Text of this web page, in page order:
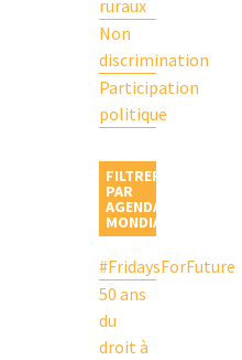
ruraux
Non
discrimination
Participation
politique
FILTRER
PAR
AGENDAS
MONDIAUX
#FridaysForFuture
50 ans
du
droit à